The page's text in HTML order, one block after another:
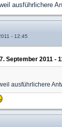
ausführlichere
- 12:45
September 2011 -
ausführlichere